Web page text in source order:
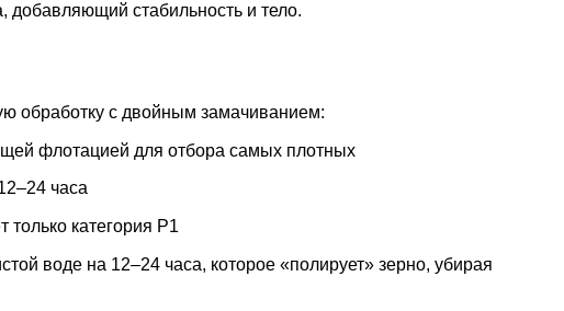
стабильность и тело.
обработку с двойным замачиванием:
флотацией для отбора самых плотных
часа
категория P1
воде на 12–24 часа, которое «полирует» зерно, убирая